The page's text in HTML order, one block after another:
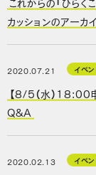
カッションのアーカ
2020.07.21 イベン
【8/5（水）18:00
Q&A
2020.02.13 イベン